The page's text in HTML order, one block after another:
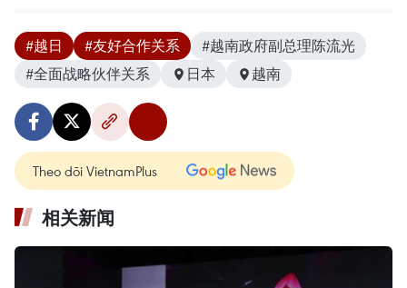
#越日 #友好合作关系
#越南政府副总理陈流光
#全面战略伙伴关系
日本 越南
Theo dõi VietnamPlus
相关新闻